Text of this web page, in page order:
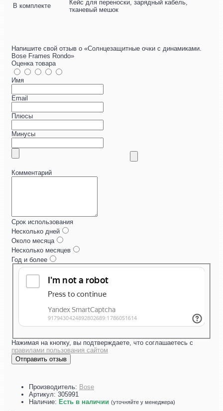
В комплекте
Кейс для переноски, зарядный кабель,
тканевый мешок
Напишите свой отзыв о «Солнцезащитные очки с динамиками.
Bose Frames Rondo»
Оценка товара
Имя
Email
Плюсы
Минусы
Комментарий
Срок использования
Несколько дней
Около месяца
Несколько месяцев
Год и более
Нажимая на кнопку, вы подтверждаете, что соглашаетесь с
правилами пользования сайтом
Отправить отзыв
Производитель: Bose
Артикул: 305991
Наличие: Есть в наличии (уточняйте у менеджера)